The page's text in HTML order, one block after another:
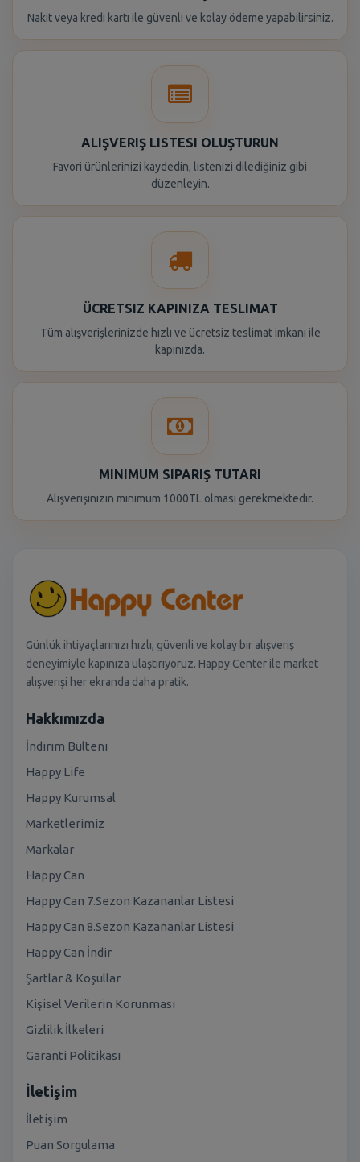
Nakit veya kredi kartı ile güvenli ve kolay ödeme yapabilirsiniz.
ALIŞVERIŞ LISTESI OLUŞTURUN
Favori ürünlerinizi kaydedin, listenizi dilediğiniz gibi
düzenleyin.
ÜCRETSIZ KAPINIZA TESLIMAT
Tüm alışverişlerinizde hızlı ve ücretsiz teslimat imkanı ile
kapınızda.
MINIMUM SIPARIŞ TUTARI
Alışverişinizin minimum 1000TL olması gerekmektedir.
Günlük ihtiyaçlarınızı hızlı, güvenli ve kolay bir alışveriş
deneyimiyle kapınıza ulaştırıyoruz. Happy Center ile market
alışverişi her ekranda daha pratik.
Hakkımızda
İndirim Bülteni
Happy Life
Happy Kurumsal
Marketlerimiz
Markalar
Happy Can
Happy Can 7.Sezon Kazananlar Listesi
Happy Can 8.Sezon Kazananlar Listesi
Happy Can İndir
Şartlar & Koşullar
Kişisel Verilerin Korunması
Gizlilik İlkeleri
Garanti Politikası
İletişim
İletişim
Puan Sorgulama